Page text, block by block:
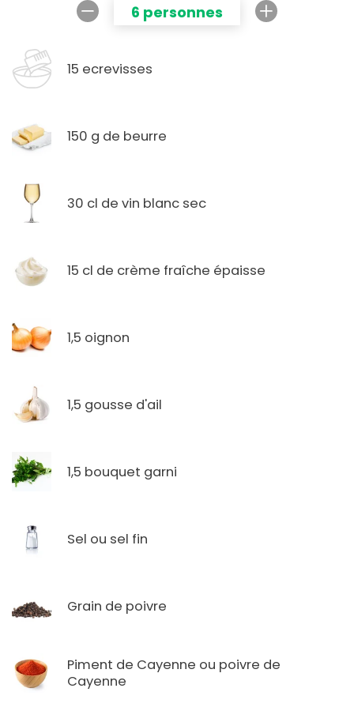
6 personnes
15 ecrevisses
150 g de beurre
30 cl de vin blanc sec
15 cl de crème fraîche épaisse
1,5 oignon
1,5 gousse d'ail
1,5 bouquet garni
Sel ou sel fin
Grain de poivre
Piment de Cayenne ou poivre de
Cayenne